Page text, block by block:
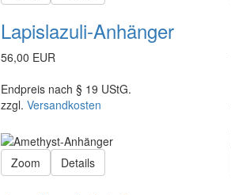
Lapislazuli-Anhänger
56,00 EUR
Endpreis nach § 19 UStG.
zzgl. Versandkosten
Zoom Details